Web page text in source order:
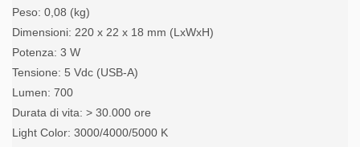
Peso: 0,08 (kg)
Dimensioni: 220 x 22 x 18 mm (LxWxH)
Potenza: 3 W
Tensione: 5 Vdc (USB-A)
Lumen: 700
Durata di vita: > 30.000 ore
Light Color: 3000/4000/5000 K